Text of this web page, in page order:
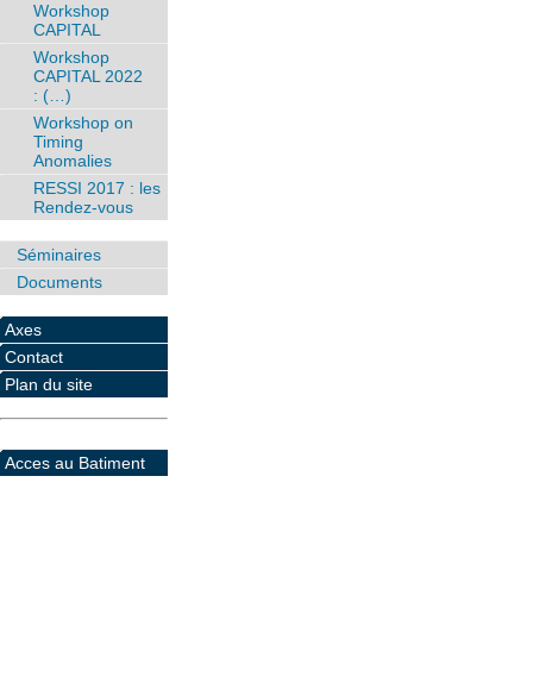
Workshop
CAPITAL
Workshop
CAPITAL 2022
: (…)
Workshop on
Timing
Anomalies
RESSI 2017 : les
Rendez-vous
Séminaires
Documents
Axes
Contact
Plan du site
Acces au Batiment